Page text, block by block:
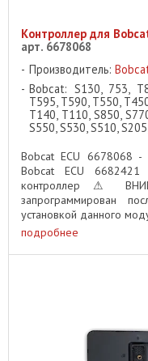
Контроллер для
арт. 6678068
Производитель:
Bobcat: S130, 753,
T595, T590, T550,
T140, T110, S850,
S550, S530, S510,
Bobcat ECU 6678068 -
Bobcat ECU
контроллер ⚠
запрограммирован
установкой данного
подробнее